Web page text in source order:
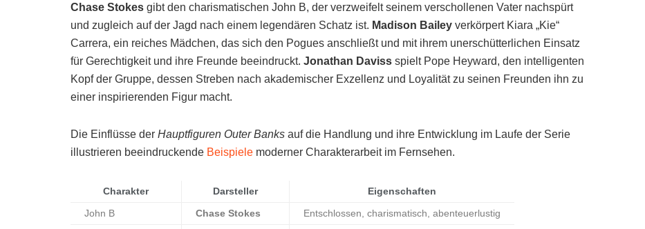
Chase Stokes gibt den charismatischen John B, der verzweifelt seinem verschollenen Vater nachspürt
und zugleich auf der Jagd nach einem legendären Schatz ist. Madison Bailey verkörpert Kiara „Kie“
Carrera, ein reiches Mädchen, das sich den Pogues anschließt und mit ihrem unerschütterlichen Einsatz
für Gerechtigkeit und ihre Freunde beeindruckt. Jonathan Daviss spielt Pope Heyward, den intelligenten
Kopf der Gruppe, dessen Streben nach akademischer Exzellenz und Loyalität zu seinen Freunden ihn zu
einer inspirierenden Figur macht.
Die Einflüsse der Hauptfiguren Outer Banks auf die Handlung und ihre Entwicklung im Laufe der Serie
illustrieren beeindruckende Beispiele moderner Charakterarbeit im Fernsehen.
Charakter Darsteller Eigenschaften
John B Chase Stokes Entschlossen, charismatisch, abenteuerlustig